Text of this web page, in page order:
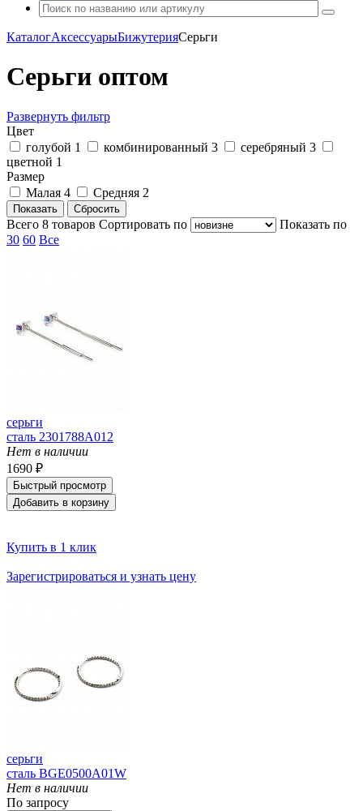
КаталогАксессуарыБижутерияСерьги
Серьги оптом
Развернуть фильтр
Цвет
голубой 1 комбинированный 3 серебряный 3
цветной 1
Размер
Малая 4 Средняя 2
Всего 8 товаров Cортировать по
Показать по
30 60 Все
серьги
сталь 2301788A012
Нет в наличии
1690 ₽
Быстрый просмотр
Добавить в корзину
Купить в 1 клик
Зарегистрироваться и узнать цену
серьги
сталь BGE0500A01W
Нет в наличии
По запросу